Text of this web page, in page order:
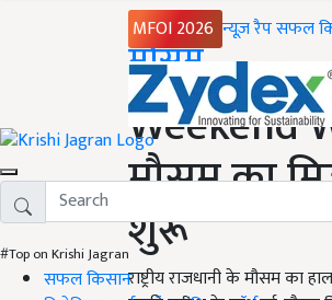
MFOI 2026 न्यूज़ रैपसफल
#Top on Krishi Jagran
सफल किसान
Home
मौसम
Weekend
मौसम का
शुरू
राष्ट्रीय राजधानी के मौसम